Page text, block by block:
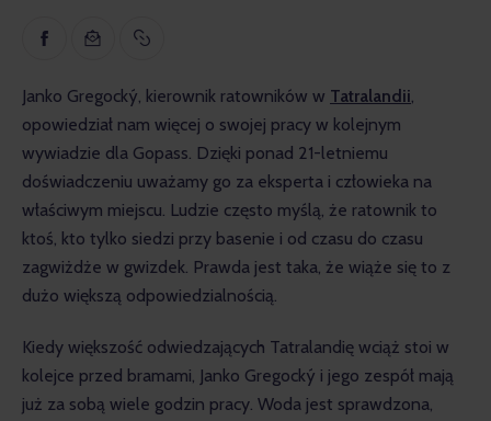
Recenzje
Janko Gregocký, kierownik ratowników w Tatralandii,
opowiedział nam więcej o swojej pracy w kolejnym
wywiadzie dla Gopass. Dzięki ponad 21-letniemu
doświadczeniu uważamy go za eksperta i człowieka na
właściwym miejscu. Ludzie często myślą, że ratownik to
ktoś, kto tylko siedzi przy basenie i od czasu do czasu
zagwiżdże w gwizdek. Prawda jest taka, że wiąże się to z
dużo większą odpowiedzialnością.
Kiedy większość odwiedzających Tatralandię wciąż stoi w
kolejce przed bramami, Janko Gregocký i jego zespół mają
już za sobą wiele godzin pracy. Woda jest sprawdzona,